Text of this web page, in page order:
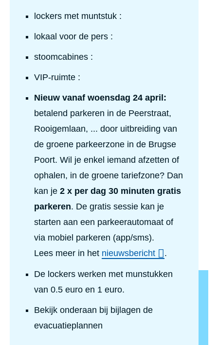
lockers met muntstuk :
lokaal voor de pers :
stoomcabines :
VIP-ruimte :
Nieuw vanaf woensdag 24 april:
betalend parkeren in de Peerstraat,
Rooigemlaan, ... door uitbreiding van
de groene parkeerzone in de Brugse
Poort. Wil je enkel iemand afzetten of
ophalen, in de groene tariefzone? Dan
kan je 2 x per dag 30 minuten gratis
parkeren. De gratis sessie kan je
starten aan een parkeerautomaat of
via mobiel parkeren (app/sms).
Lees meer in het nieuwsbericht .
De lockers werken met munstukken
van 0.5 euro en 1 euro.
Bekijk onderaan bij bijlagen de
evacuatieplannen